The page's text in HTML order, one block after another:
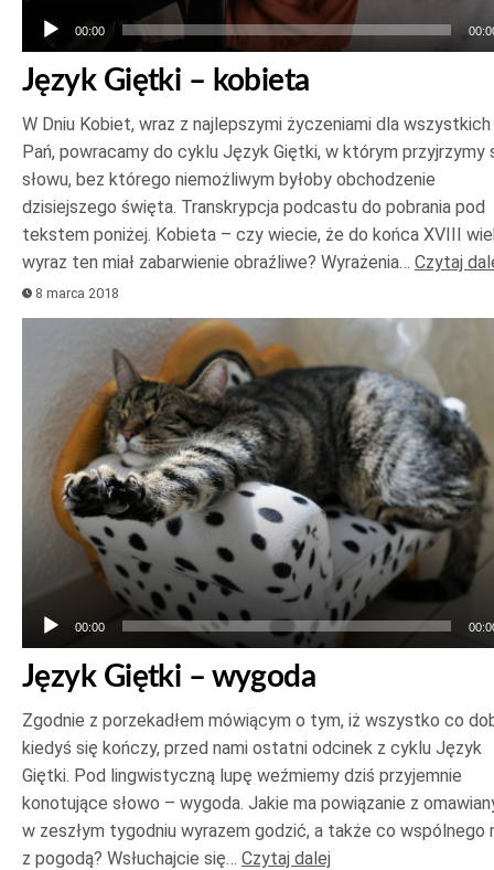
00:00
Język Giętki – kobieta
W Dniu Kobiet, wraz z najlepszymi życzeniami dla wszystkich
Pań, powracamy do cyklu Język Giętki, w którym przyjrzymy
słowu, bez którego niemożliwym byłoby obchodzenie
dzisiejszego święta. Transkrypcja podcastu do pobrania pod
tekstem poniżej. Kobieta – czy wiecie, że do końca XVIII
wyraz ten miał zabarwienie obraźliwe? Wyrażenia… Czytaj
8 marca 2018
dźwiękowych
00:00
Język Giętki – wygoda
Zgodnie z porzekadłem mówiącym o tym, iż wszystko co
kiedyś się kończy, przed nami ostatni odcinek z cyklu Język
Giętki. Pod lingwistyczną lupę weźmiemy dziś przyjemnie
konotujące słowo – wygoda. Jakie ma powiązanie z
w zeszłym tygodniu wyrazem godzić, a także co wspólnego
z pogodą? Wsłuchajcie się… Czytaj dalej